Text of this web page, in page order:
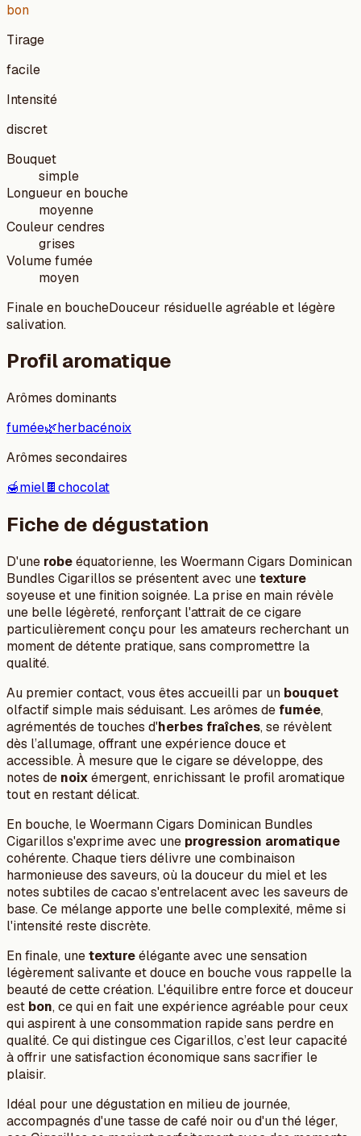
bon
Tirage
facile
Intensité
discret
Bouquet
simple
Longueur en bouche
moyenne
Couleur cendres
grises
Volume fumée
moyen
Finale en boucheDouceur résiduelle agréable et légère
salivation.
Profil aromatique
Arômes dominants
fumée🌿herbacénoix
Arômes secondaires
🍯miel🍫chocolat
Fiche de dégustation
D'une robeéquatorienne, les Woermann Cigars Dominican
Bundles Cigarillos se présentent avec unetexture
soyeuse et une finition soignée. La prise en main révèle
une belle légèreté, renforçant l'attrait de ce cigare
particulièrement conçu pour les amateurs recherchant un
moment de détente pratique, sans compromettre la
qualité.
Au premier contact, vous êtes accueilli par un bouquet
olfactif simple mais séduisant. Les arômes de fumée,
agrémentés de touches d'herbes fraîches, se révèlent
dès l’allumage, offrant une expérience douce et
accessible. À mesure que le cigare se développe, des
notes de noixémergent, enrichissant le profil aromatique
tout en restant délicat.
En bouche, le Woermann Cigars Dominican Bundles
Cigarillos s'exprime avec une progression aromatique
cohérente. Chaque tiers délivre une combinaison
harmonieuse des saveurs, où la douceur du miel et les
notes subtiles de cacao s'entrelacent avec les saveurs de
base. Ce mélange apporte une belle complexité, même si
l'intensité reste discrète.
En finale, unetextureélégante avec une sensation
légèrement salivante et douce en bouche vous rappelle la
beauté de cette création. L'équilibre entre force et douceur
est bon, ce qui en fait une expérience agréable pour ceux
qui aspirent à une consommation rapide sans perdre en
qualité. Ce qui distingue ces Cigarillos, c’est leur capacité
à offrir une satisfaction économique sans sacrifier le
plaisir.
Idéal pour une dégustation en milieu de journée,
accompagnés d'une tasse de café noir ou d'un thé léger,